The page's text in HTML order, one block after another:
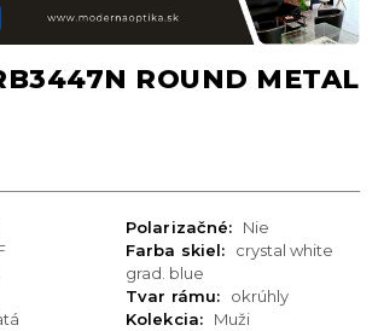
ROUND METAL
Polarizačné:
Nie
Farba skiel:
crystal white
grad. blue
Tvar rámu:
okrúhly
Kolekcia:
Muži